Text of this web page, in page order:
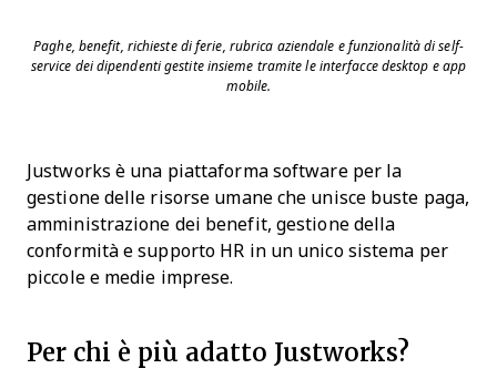
Paghe, benefit, richieste di ferie, rubrica aziendale e funzionalità di self-
service dei dipendenti gestite insieme tramite le interfacce desktop e app
mobile.
Justworks è una piattaforma software per la
gestione delle risorse umane che unisce buste paga,
amministrazione dei benefit, gestione della
conformità e supporto HR in un unico sistema per
piccole e medie imprese.
Per chi è più adatto Justworks?